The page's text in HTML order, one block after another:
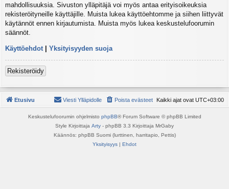
mahdollisuuksia. Sivuston ylläpitäjä voi myös antaa erityisoikeuksia
rekisteröityneille käyttäjille. Muista lukea käyttöehtomme ja siihen liittyvät
käytännöt ennen kirjautumista. Muista myös lukea keskustelufoorumin
säännöt.
Käyttöehdot | Yksityisyyden suoja
Rekisteröidy
Etusivu Kaikki ajat ovat UTC+03:00
Poista evästeet
Viesti Ylläpidolle
Keskustelufoorumin ohjelmisto phpBB® Forum Software © phpBB Limited
Style Kirjoittaja Arty - phpBB 3.3 Kirjoittaja MrGaby
Käännös: phpBB Suomi (lurttinen, harritapio, Pettis)
Yksityisyys | Ehdot